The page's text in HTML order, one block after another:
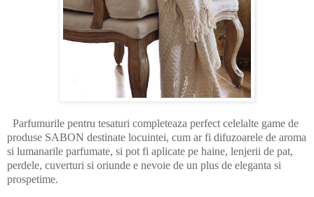
Parfumurile pentru tesaturi completeaza perfect celelalte game de
produse SABON destinate locuintei, cum ar fi difuzoarele de aroma
si lumanarile parfumate, si pot fi aplicate pe haine, lenjerii de pat,
perdele, cuverturi si oriunde e nevoie de un plus de eleganta si
prospetime.